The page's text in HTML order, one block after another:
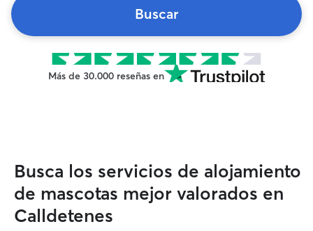
Buscar
Más de 30.000 reseñas en
Busca los servicios de alojamiento
de mascotas mejor valorados en
Calldetenes